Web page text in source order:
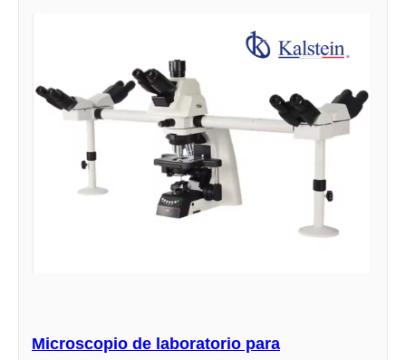
Microscopio de laboratorio para